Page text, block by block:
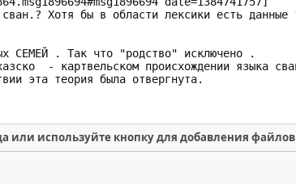
или используйте кнопку для добавления файлов